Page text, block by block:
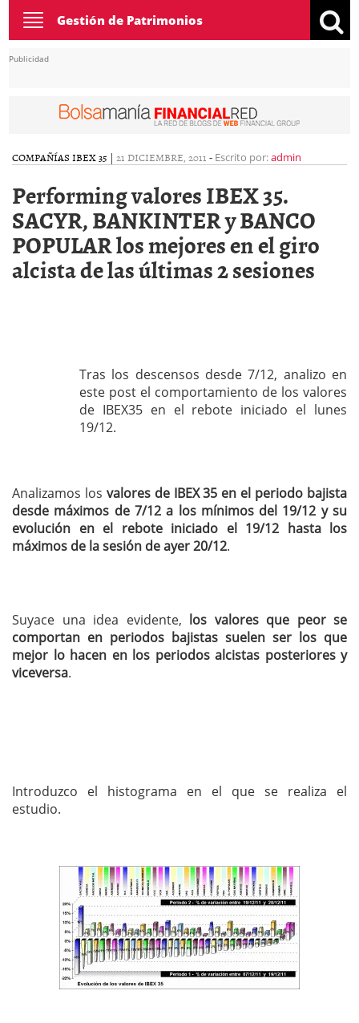
Toggle
navigation
Gestión de Patrimonios
Publicidad
COMPAÑÍAS IBEX 35 | 21 DICIEMBRE, 2011 - Escrito por:admin
Performing valores IBEX 35.
SACYR, BANKINTER y BANCO
POPULAR los mejores en el giro
alcista de las últimas 2 sesiones
Tras los descensos desde 7/12, analizo en
este post el comportamiento de los valores
de IBEX35 en el rebote iniciado el lunes
19/12.
Analizamos los valores de IBEX 35 en el periodo bajista
desde máximos de 7/12 a los mínimos del 19/12 y su
evolución en el rebote iniciado el 19/12 hasta los
máximos de la sesión de ayer 20/12.
Suyace una idea evidente, los valores que peor se
comportan en periodos bajistas suelen ser los que
mejor lo hacen en los periodos alcistas posteriores y
viceversa.
Introduzco el histograma en el que se realiza el
estudio.